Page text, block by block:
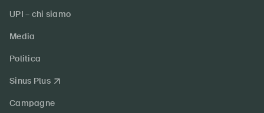
UPI – chi siamo
Media
Politica
Sinus Plus
Campagne